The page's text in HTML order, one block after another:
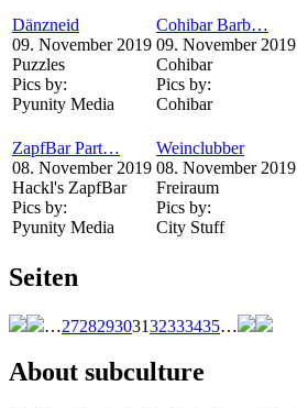
Dänzneid
09. November 2019
Puzzles
Pics by:
Pyunity Media
Cohibar Barb…
09. November 2019
Cohibar
Pics by:
Cohibar
ZapfBar Part…
08. November 2019
Hackl's ZapfBar
Pics by:
Pyunity Media
Weinclubber
08. November 2019
Freiraum
Pics by:
City Stuff
Seiten
…272829303132333435…
About subculture